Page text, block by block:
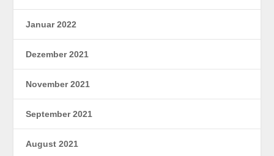
Januar 2022
Dezember 2021
November 2021
September 2021
August 2021